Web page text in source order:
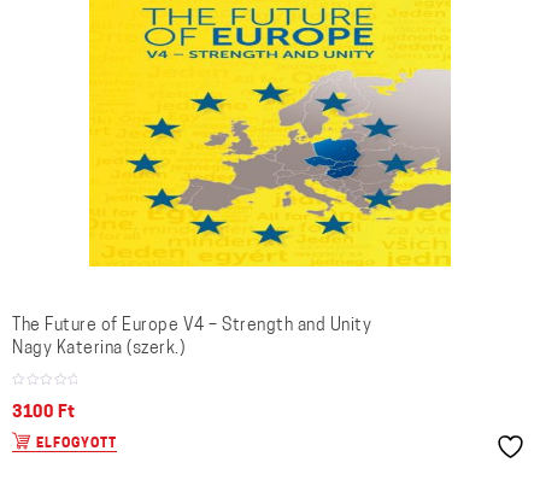
The Future of Europe V4 – Strength and Unity
Nagy Katerina (szerk.)
3100 Ft
ELFOGYOTT